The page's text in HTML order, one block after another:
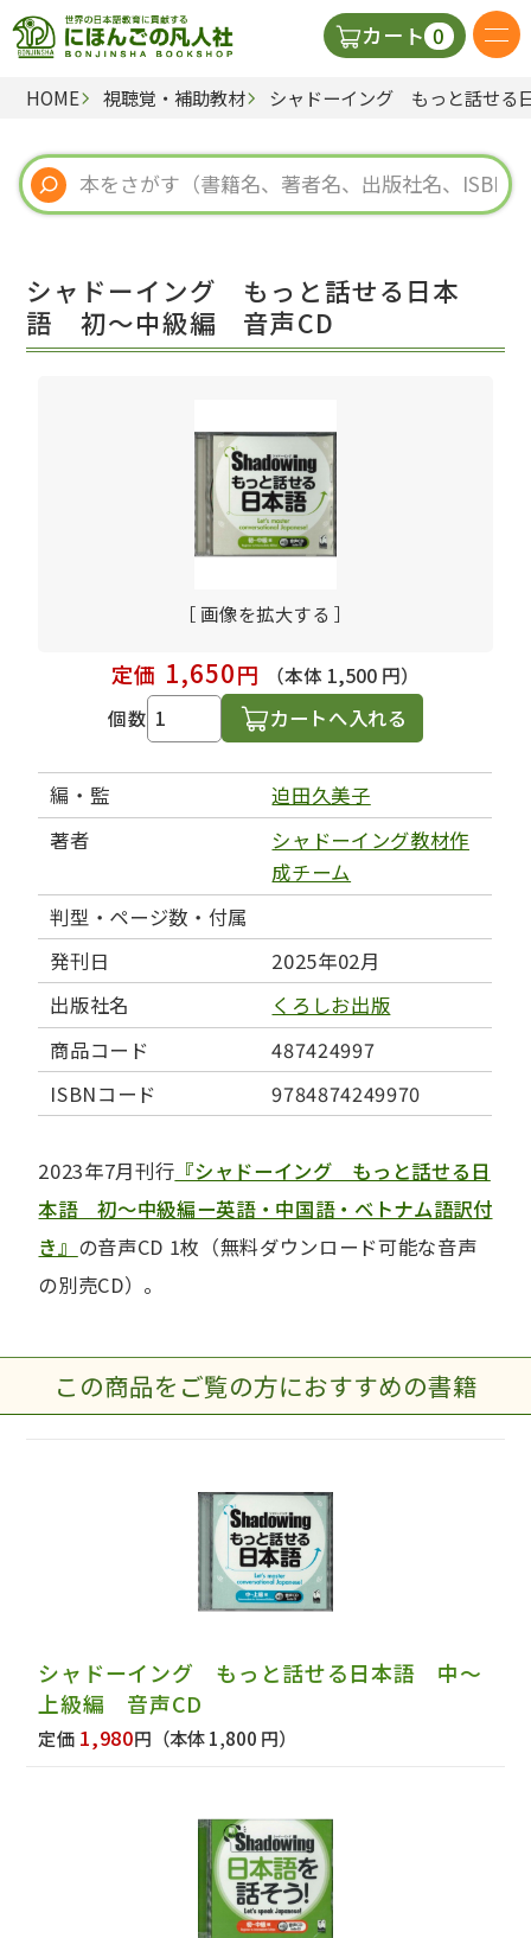
カート 0
日本語の教科書
視聴覚・補助教材
教師用参考書
HOME 視聴覚・補助教材 シャドーイング もっと話せ
シャドーイング もっと話せる日本
語 初～中級編 音声CD
［ 画像を拡大する ］
定価 1,650円
（本体 1,500 円）
個数
カートへ入れる
編・監
迫田久美子
著者
シャドーイング教材作
成チーム
判型・ページ数・付属
発刊日
2025年02月
出版社名
くろしお出版
商品コード
487424997
ISBNコード
9784874249970
2023年7月刊行 『シャドーイング もっと話せる日
本語 初～中級編ー英語・中国語・ベトナム語訳付
き』 の音声CD 1枚（無料ダウンロード可能な音声
の別売CD）。
この商品をご覧の方におすすめの書籍
シャドーイング もっと話せる日本語 中～
上級編 音声CD
定価 1,980円 （本体 1,800 円）